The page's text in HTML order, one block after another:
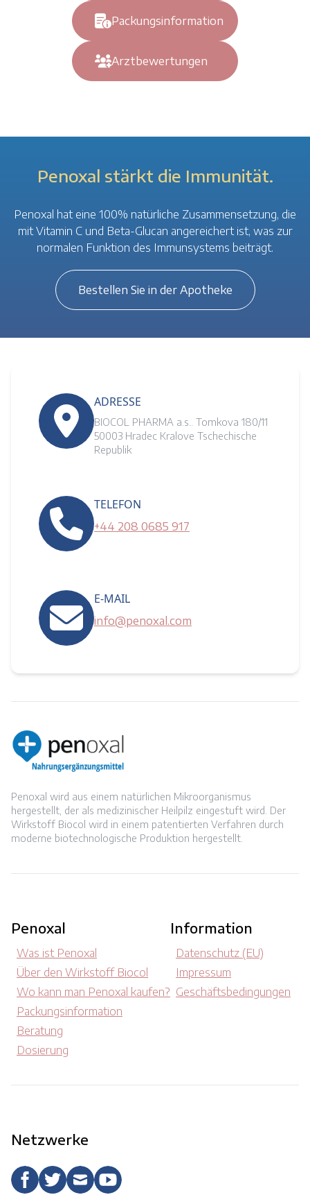
Packungsinformation
Arztbewertungen
Penoxal stärkt die Immunität.
Penoxal hat eine 100% natürliche Zusammensetzung, die
mit Vitamin C und Beta-Glucan angereichert ist, was zur
normalen Funktion des Immunsystems beiträgt.
Bestellen Sie in der Apotheke
ADRESSE
BIOCOL PHARMA a.s.. Tomkova 180/11
50003 Hradec Kralove Tschechische
Republik
TELEFON
+44 208 0685 917
E-MAIL
info@penoxal.com
Penoxal wird aus einem natürlichen Mikroorganismus
hergestellt, der als medizinischer Heilpilz eingestuft wird. Der
Wirkstoff Biocol wird in einem patentierten Verfahren durch
moderne biotechnologische Produktion hergestellt.
Penoxal
Was ist Penoxal
Über den Wirkstoff Biocol
Wo kann man Penoxal kaufen?
Packungsinformation
Beratung
Dosierung
Information
Datenschutz (EU)
Impressum
Geschäftsbedingungen
Netzwerke